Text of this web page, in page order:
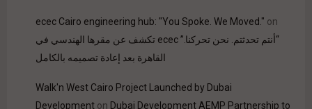
ecec Cairo engineering hub: "You Spoke. We Moved." on
“أنتم تحدثتم. نحن تحركنا.” ecec تكشف عن مقرها الهندسي في
القاهرة بعد إعادة تصميمه بالكامل
Walk'n West Cairo Project Launched by Dubai
Development on Dubai Development AEMP Partnership to